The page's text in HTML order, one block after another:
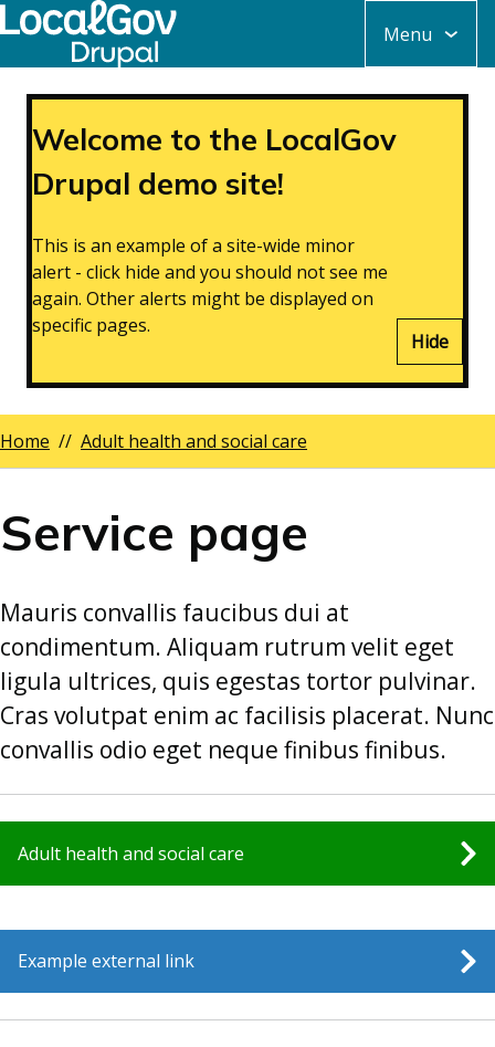
Skip
Menu
Welcome to the LocalGov
Drupal demo site!
This is an example of a site-wide minor
alert - click hide and you should not see me
again. Other alerts might be displayed on
specific pages.
Hide
Breadcrumbs
Home Adult health and social care
Service page
Mauris convallis faucibus dui at
condimentum. Aliquam rutrum velit eget
ligula ultrices, quis egestas tortor pulvinar.
Cras volutpat enim ac facilisis placerat. Nunc
convallis odio eget neque finibus finibus.
Adult health and social care
Example external link